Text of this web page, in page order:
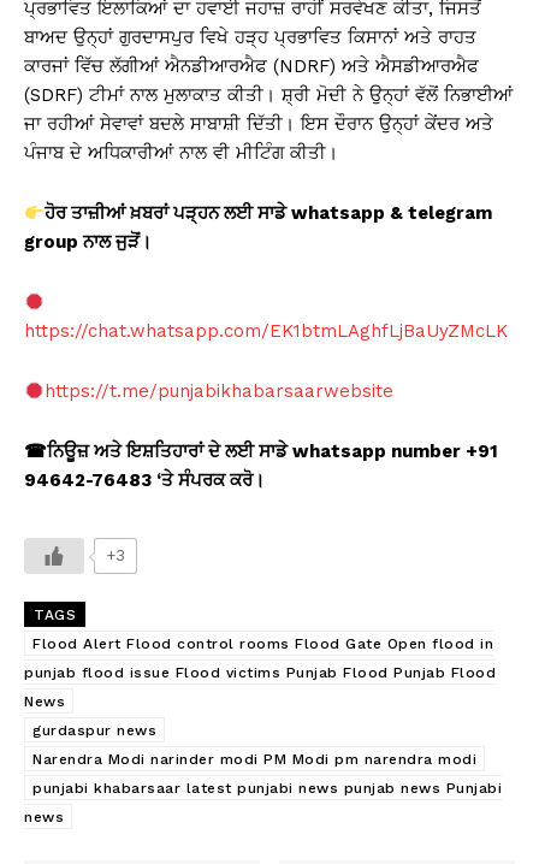
ਪ੍ਰਭਾਵਿਤ ਇਲਾਕਿਆਂ ਦਾ ਹਵਾਈ ਜਹਾਜ਼ ਰਾਹੀਂ ਸਰਵੇਖਣ ਕੀਤਾ, ਜਿਸਤੋਂ
ਬਾਅਦ ਉਨ੍ਹਾਂ ਗੁਰਦਾਸਪੁਰ ਵਿਖੇ ਹੜ੍ਹ ਪ੍ਰਭਾਵਿਤ ਕਿਸਾਨਾਂ ਅਤੇ ਰਾਹਤ
ਕਾਰਜਾਂ ਵਿੱਚ ਲੱਗੀਆਂ ਐਨਡੀਆਰਐਫ (NDRF) ਅਤੇ ਐਸਡੀਆਰਐਫ
(SDRF) ਟੀਮਾਂ ਨਾਲ ਮੁਲਾਕਾਤ ਕੀਤੀ। ਸ਼੍ਰੀ ਮੋਦੀ ਨੇ ਉਨ੍ਹਾਂ ਵੱਲੋਂ ਨਿਭਾਈਆਂ
ਜਾ ਰਹੀਆਂ ਸੇਵਾਵਾਂ ਬਦਲੇ ਸਾਬਾਸ਼ੀ ਦਿੱਤੀ। ਇਸ ਦੌਰਾਨ ਉਨ੍ਹਾਂ ਕੇਂਦਰ ਅਤੇ
ਪੰਜਾਬ ਦੇ ਅਧਿਕਾਰੀਆਂ ਨਾਲ ਵੀ ਮੀਟਿੰਗ ਕੀਤੀ।
ਹੋਰ ਤਾਜ਼ੀਆਂ ਖ਼ਬਰਾਂ ਪੜ੍ਹਨ ਲਈ ਸਾਡੇ whatsapp & telegram
groupਨਾਲ ਜੁੜੋਂ।
https://chat.whatsapp.com/EK1btmLAghfLjBaUyZMcLK
https://t.me/punjabikhabarsaarwebsite
☎ਨਿਊਜ਼ ਅਤੇ ਇਸ਼ਤਿਹਾਰਾਂ ਦੇ ਲਈ ਸਾਡੇ whatsapp number +91
94642-76483 ‘ਤੇ ਸੰਪਰਕ ਕਰੋ।
+3
TAGS
Flood Alert Flood control rooms Flood Gate Open flood in
punjab flood issue Flood victims Punjab Flood Punjab Flood
News
gurdaspur news
Narendra Modi narinder modi PM Modi pm narendra modi
punjabi khabarsaar latest punjabi news punjab news Punjabi
news